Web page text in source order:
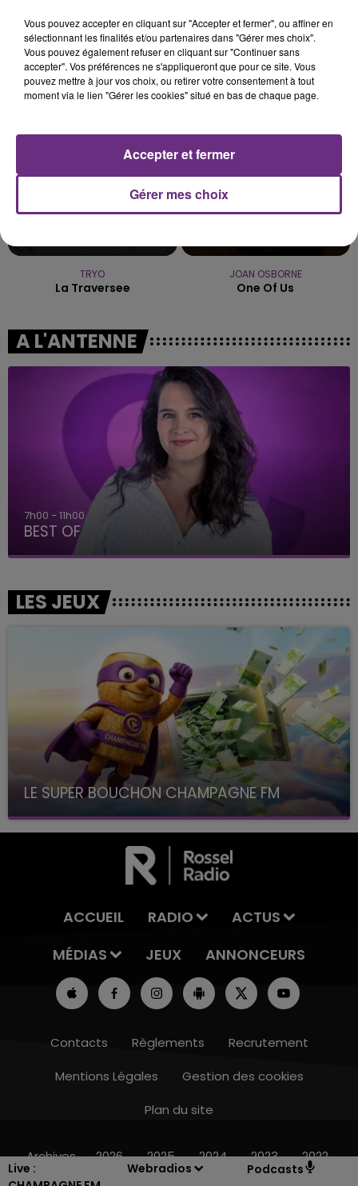
Live :
Webradios Podcasts
16h00 - 20h00
ADELE CASTILLON
Ete Avec Toi
TAYLOR SWIFT
The Fate Of Ophelia
TRYO
La Traversee
JOAN OSBORNE
One Of Us
A L'ANTENNE
7h00 - 11h00
BEST OF
LES JEUX
LE SUPER BOUCHON CHAMPAGNE FM
avec La Famille Champagne FM, à 8H10
ACCUEIL RADIO
ACTUS
MÉDIAS
JEUX ANNONCEURS
Contacts Règlements
Recrutement
Mentions Légales
Gestion des cookies
Plan du site
Archives 2026 2025 2024 2023 2022
Vous pouvez accepter en cliquant sur "Accepter et fermer", ou affiner en
sélectionnant les finalités et/ou partenaires dans "Gérer mes choix".
Vous pouvez également refuser en cliquant sur "Continuer sans
accepter". Vos préférences ne s'appliqueront que pour ce site. Vous
pouvez mettre à jour vos choix, ou retirer votre consentement à tout
moment via le lien "Gérer les cookies" situé en bas de chaque page.
Gérer mes choix
Accepter et fermer